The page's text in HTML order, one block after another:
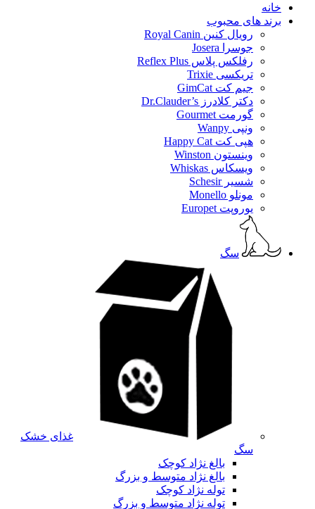
خانه
برند های محبوب
رویال کنین Royal Canin
جوسرا Josera
رفلکس پلاس Reflex Plus
تریکسی Trixie
جیم کت GimCat
دکتر کلادرز Dr.Clauder’s
گورمت Gourmet
ونپی Wanpy
هپی کت Happy Cat
وینستون Winston
ویسکاس Whiskas
شسیر Schesir
مونلو Monello
یوروپت Europet
سگ
غذای خشک
سگ
بالغ نژاد کوچک
بالغ نژاد متوسط و بزرگ
توله نژاد کوچک
توله نژاد متوسط و بزرگ